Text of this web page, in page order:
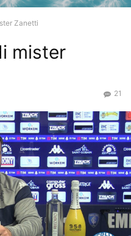
Zanetti
mister
21